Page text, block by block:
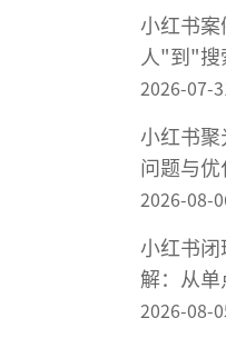
小红书案
人"到"搜
该靠赌爆
2026-07-
小红书聚
问题与优
2026-08-
小红书闭
解：从单
2026-08-